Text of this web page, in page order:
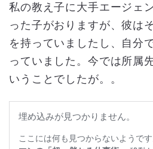
私の教え子に大手エージェ
った子がおりますが、彼は
を持っていましたし、自分
っていました。今では所属
いうことでしたが。。